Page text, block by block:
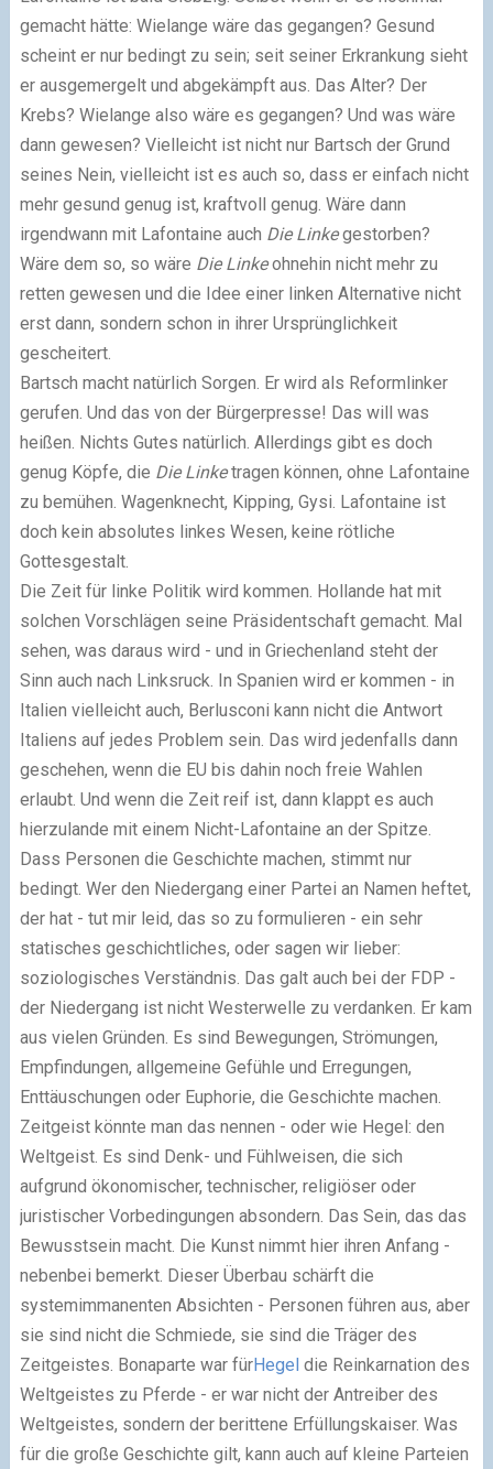
gemacht hätte: Wielange wäre das gegangen? Gesund
scheint er nur bedingt zu sein; seit seiner Erkrankung sieht
er ausgemergelt und abgekämpft aus. Das Alter? Der
Krebs? Wielange also wäre es gegangen? Und was wäre
dann gewesen? Vielleicht ist nicht nur Bartsch der Grund
seines Nein, vielleicht ist es auch so, dass er einfach nicht
mehr gesund genug ist, kraftvoll genug. Wäre dann
irgendwann mit Lafontaine auch Die Linkegestorben?
Wäre dem so, so wäre Die Linkeohnehin nicht mehr zu
retten gewesen und die Idee einer linken Alternative nicht
erst dann, sondern schon in ihrer Ursprünglichkeit
gescheitert.
Bartsch macht natürlich Sorgen. Er wird als Reformlinker
gerufen. Und das von der Bürgerpresse! Das will was
heißen. Nichts Gutes natürlich. Allerdings gibt es doch
genug Köpfe, die Die Linketragen können, ohne Lafontaine
zu bemühen. Wagenknecht, Kipping, Gysi. Lafontaine ist
doch kein absolutes linkes Wesen, keine rötliche
Gottesgestalt.
Die Zeit für linke Politik wird kommen. Hollande hat mit
solchen Vorschlägen seine Präsidentschaft gemacht. Mal
sehen, was daraus wird - und in Griechenland steht der
Sinn auch nach Linksruck. In Spanien wird er kommen - in
Italien vielleicht auch, Berlusconi kann nicht die Antwort
Italiens auf jedes Problem sein. Das wird jedenfalls dann
geschehen, wenn die EU bis dahin noch freie Wahlen
erlaubt. Und wenn die Zeit reif ist, dann klappt es auch
hierzulande mit einem Nicht-Lafontaine an der Spitze.
Dass Personen die Geschichte machen, stimmt nur
bedingt. Wer den Niedergang einer Partei an Namen heftet,
der hat - tut mir leid, das so zu formulieren - ein sehr
statisches geschichtliches, oder sagen wir lieber:
soziologisches Verständnis. Das galt auch bei der FDP -
der Niedergang ist nicht Westerwelle zu verdanken. Er kam
aus vielen Gründen. Es sind Bewegungen, Strömungen,
Empfindungen, allgemeine Gefühle und Erregungen,
Enttäuschungen oder Euphorie, die Geschichte machen.
Zeitgeist könnte man das nennen - oder wie Hegel: den
Weltgeist. Es sind Denk- und Fühlweisen, die sich
aufgrund ökonomischer, technischer, religiöser oder
juristischer Vorbedingungen absondern. Das Sein, das das
Bewusstsein macht. Die Kunst nimmt hier ihren Anfang -
nebenbei bemerkt. Dieser Überbau schärft die
systemimmanenten Absichten - Personen führen aus, aber
sie sind nicht die Schmiede, sie sind die Träger des
Zeitgeistes. Bonaparte war fürHegeldie Reinkarnation des
Weltgeistes zu Pferde - er war nicht der Antreiber des
Weltgeistes, sondern der berittene Erfüllungskaiser. Was
für die große Geschichte gilt, kann auch auf kleine Parteien